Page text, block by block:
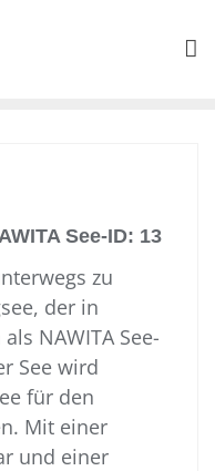
See-ID: 13
zu
der in
NAWITA See-
See wird
für den
Mit einer
und einer